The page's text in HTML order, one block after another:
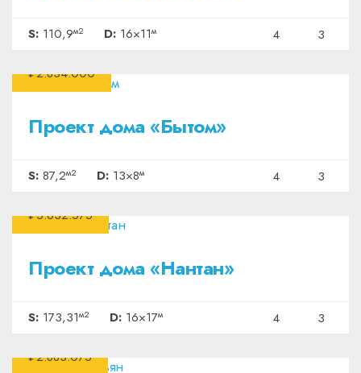
S: 110,9м2 D: 16×11м 4 3
₽2.834.000
Проект дома «Бытом»
S: 87,2м2 D: 13×8м 4 3
₽5.632.575
Проект дома «Нантан»
S: 173,31м2 D: 16×17м 4 3
₽2.883.075